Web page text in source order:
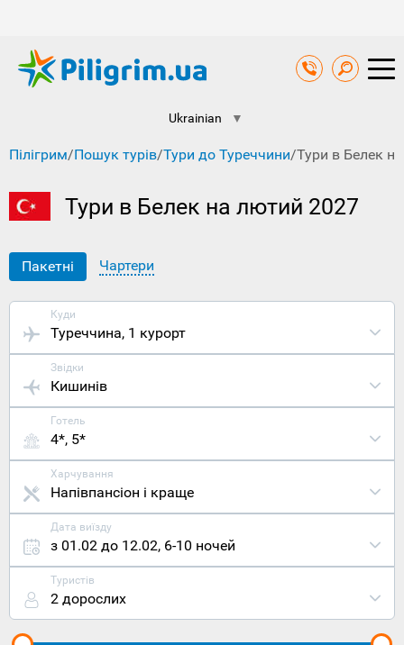
Ukrainian ▼
Пілігрим/Пошук турів/Тури до Туреччини/Тури в Белек
Тури в Белек на лютий 2027
Пакетні Чартери
Куди
Туреччина, 1 курорт
Звідки
Кишинів
Готель
4*, 5*
Харчування
Напівпансіон і краще
Дата виїзду
з 01.02 до 12.02, 6-10 ночей
Туристів
2 дорослих